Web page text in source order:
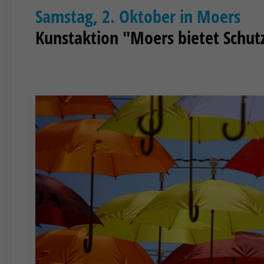
Samstag, 2. Oktober in Moers
Kunstaktion "Moers bietet